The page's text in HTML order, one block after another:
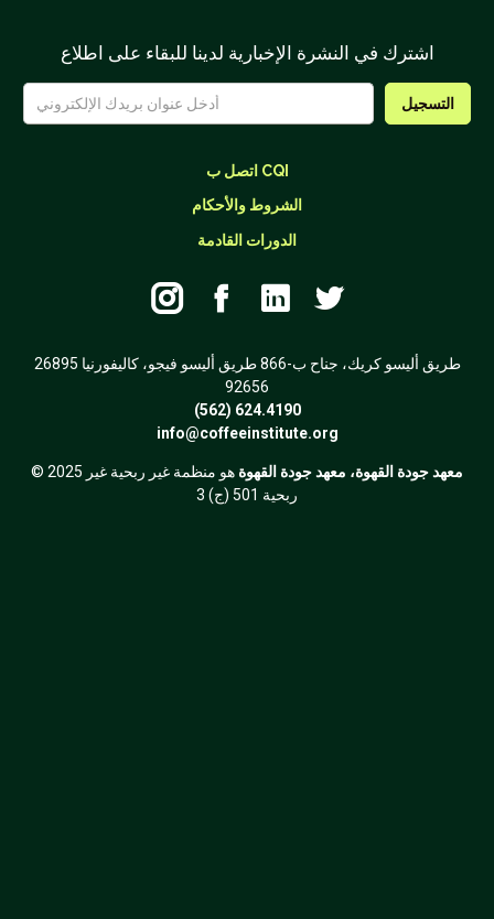
اشترك في النشرة الإخبارية لدينا للبقاء على اطلاع
اتصل ب CQI
الشروط والأحكام
الدورات القادمة
   
26895 طريق أليسو كريك، جناح ب-866 طريق أليسو فيجو، كاليفورنيا
92656
(562) 624.4190
info@coffeeinstitute.org
© 2025 معهد جودة القهوة، معهد جودة القهوة هو منظمة غير ربحية غير
ربحية 501 (ج) 3